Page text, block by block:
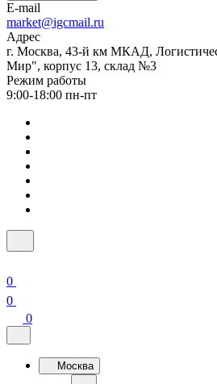
E-mail
market@igcmail.ru
Адрес
г. Москва, 43-й км МКАД,
Мир", корпус 13, склад №3
Режим работы
9:00-18:00 пн-пт
0
0
0
Москва